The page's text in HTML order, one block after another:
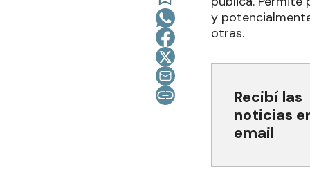
y
otras.
Recibí las
noticias
email